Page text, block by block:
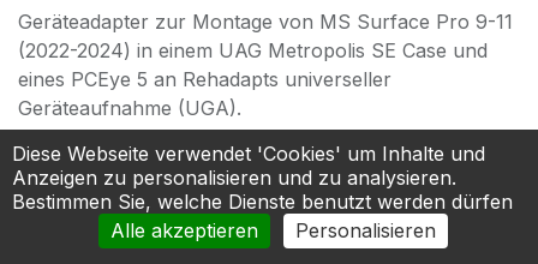
Geräteadapter zur Montage von MS Surface Pro 9-11
(2022-2024) in einem UAG Metropolis SE Case und
eines PCEye 5 an Rehadapts universeller
Geräteaufnahme (UGA).
Verfügt über einen integrierten Griff, der gleichzeitig
als Standfuß dient. Inkl. Schutzhülle.
480,00€
Diese Webseite verwendet 'Cookies' um Inhalte und
Anzeigen zu personalisieren und zu analysieren.
Bestimmen Sie, welche Dienste benutzt werden dürfen
Alle akzeptieren
Personalisieren